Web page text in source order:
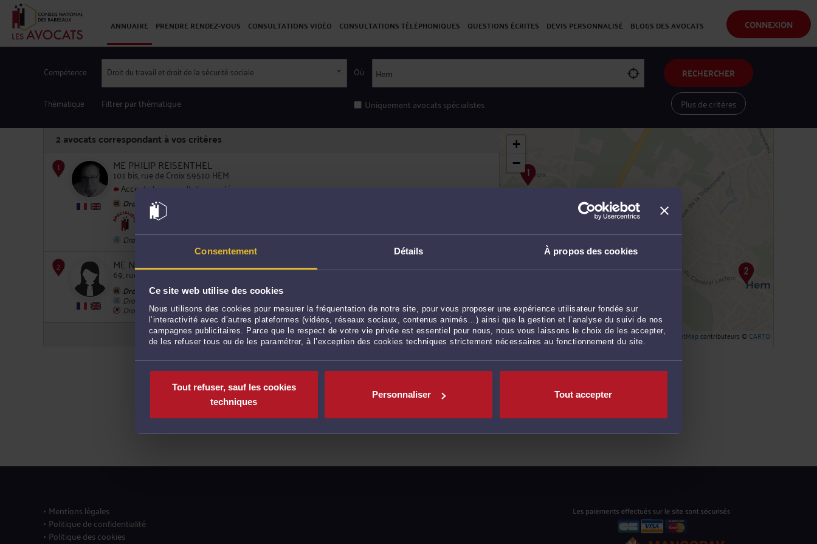
Consentement Détails À propos des cookies
Ce site web utilise des cookies
Nous utilisons des cookies pour mesurer la fréquentation de notre site, pour vous proposer une expérience utilisateur fondée sur
l’interactivité avec d’autres plateformes (vidéos, réseaux sociaux, contenus animés…) ainsi que la gestion et l’analyse du suivi de nos
campagnes publicitaires. Parce que le respect de votre vie privée est essentiel pour nous, nous vous laissons le choix de les accepter,
de les refuser tous ou de les paramétrer, à l’exception des cookies techniques strictement nécessaires au fonctionnement du site.
Tout refuser, sauf les cookies
techniques
Personnaliser Tout accepter
CONNEXION
ANNUAIRE PRENDRE RENDEZ-VOUS CONSULTATIONS VIDÉO CONSULTATIONS TÉLÉPHONIQUES QUESTIONS ÉCRITES DEVIS PERSONNALISÉ BLOGS DES AVOCATS
Compétence Droit du travail et droit de la sécurité sociale
Thématique Filtrer par thématique
Où
Uniquement avocats spécialistes
RECHERCHER
Plus de critères
2 avocats correspondant à vos critères
ME PHILIP REISENTHEL
101 bis, rue de Croix 59510 HEM
Accepte les consultations vidéo
Droit de la sécurité sociale
Procédure d'appel
Droit du crédit et de la consommation
ME NATACHA MAREELS-SIMONET
69, rue du Général Leclerc 59510 HEM
Droit du travail
Droit du crédit et de la consommation
Droit des garanties, des sûretés et des mesures d'exécution
+
−
Leaflet| ©OpenStreetMapcontributeurs ©CARTO
Voir les avocats sur une carte
Mentions légales
Politique de confidentialité
Politique des cookies